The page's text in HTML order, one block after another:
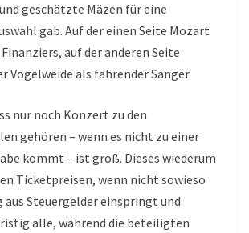
geschätzte Mäzen für eine
gab. Auf der einen Seite Mozart
auf der anderen Seite
Vogelweide als fahrender Sänger.
nur noch Konzert zu den
gehören – wenn es nicht zu einer
kommt – ist groß. Dieses wiederum
Ticketpreisen, wenn nicht sowieso
aus Steuergelder einspringt und
alle, während die beteiligten